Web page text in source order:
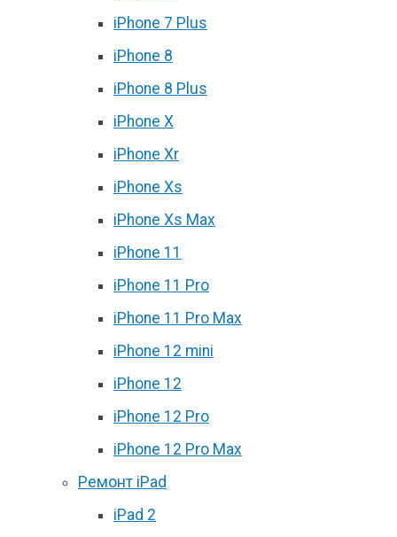
iPhone 7 Plus
iPhone 8
iPhone 8 Plus
iPhone X
iPhone Xr
iPhone Xs
iPhone Xs Max
iPhone 11
iPhone 11 Pro
iPhone 11 Pro Max
iPhone 12 mini
iPhone 12
iPhone 12 Pro
iPhone 12 Pro Max
Ремонт iPad
iPad 2